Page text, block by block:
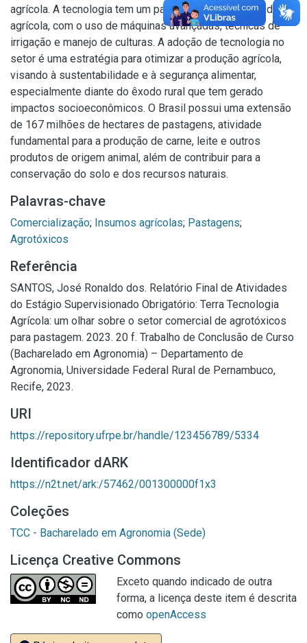
agrícola. A tecnologia tem um papel importante na produção
agrícola, com o uso de máquinas avançadas, técnicas de
irrigação e manejo de culturas. A adoção de tecnologia no
setor é uma estratégia para otimizar a produção agrícola,
visando à sustentabilidade e à segurança alimentar,
especialmente diante do êxodo rural que tem gerado
impactos socioeconômicos. O Brasil possui uma extensão
de 167 milhões de hectares de pastagens, atividade
fundamental para a produção de carne, leite e outros
produtos de origem animal, além de contribuir para a
conservação do solo e dos recursos naturais.
Palavras-chave
Comercialização; Insumos agrícolas; Pastagens;
Agrotóxicos
Referência
SANTOS, José Ronaldo dos. Relatório Final de Atividades
do Estágio Supervisionado Obrigatório: Terra Tecnologia
Agrícola: um olhar sobre o setor comercial de agrotóxicos
para pastagem. 2023. 20 f. Trabalho de Conclusão de Curso
(Bacharelado em Agronomia) – Departamento de
Agronomia, Universidade Federal Rural de Pernambuco,
Recife, 2023.
URI
https://repository.ufrpe.br/handle/123456789/5334
Identificador dARK
https://n2t.net/ark:/57462/001300000f1x3
Coleções
TCC - Bacharelado em Agronomia (Sede)
Licença Creative Commons
Exceto quando indicado de outra
forma, a licença deste item é descrita
como openAccess